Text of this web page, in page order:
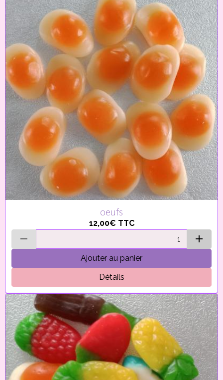
oeufs
12,00€ TTC
Ajouter au panier
Détails